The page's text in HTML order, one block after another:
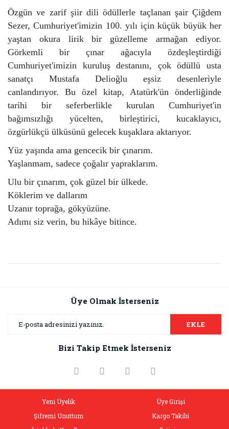
Özgün ve zarif şiir dili ödüllerle taçlanan şair Çiğdem
Sezer, Cumhuriyet'imizin 100. yılı için küçük büyük her
yaştan okura lirik bir güzelleme armağan ediyor.
Görkemli bir çınar ağacıyla özdeşleştirdiği
Cumhuriyet'imizin kuruluş destanını, çok ödüllü usta
sanatçı Mustafa Delioğlu eşsiz desenleriyle
canlandırıyor. Bu özel kitap, Atatürk'ün önderliğinde
tarihi bir seferberlikle kurulan Cumhuriyet'in
bağımsızlığı yücelten, birleştirici, kucaklayıcı,
özgürlükçü ülküsünü gelecek kuşaklara aktarıyor.
Yüz yaşında ama gencecik bir çınarım.
Yaşlanmam, sadece çoğalır yapraklarım.
Ulu bir çınarım, çok güzel bir ülkede.
Köklerim ve dallarım
Uzanır toprağa, gökyüzüne.
Adımı siz verin, bu hikâye bitince.
Görüş ve önerileriniz için teşekkür ederiz.
Ürün resmi kalitesiz, bozuk veya görüntülenemiyor.
Ürün bilgilerinde hatalar bulunuyor.
Üye Olmak İsterseniz
EKLE
Bizi Takip Etmek İsterseniz
Yeni Üyelik
Üye Girişi
Şifremi Unuttum
Kargo Takibi